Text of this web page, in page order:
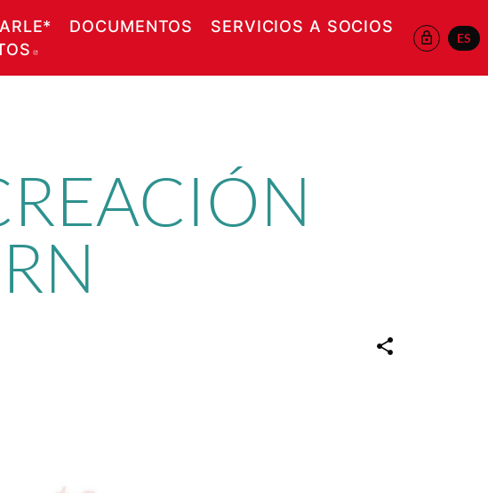
DOCUMENTOS
SERVICIOS A SOCIOS
ES